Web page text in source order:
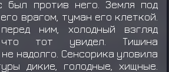
был против него. Земля под
врагом, туман его клеткой.
ним, холодный взгляд
что тот увидел. Тишина
надолго. Сенсорика уловила
дикие, голодные, хищные.